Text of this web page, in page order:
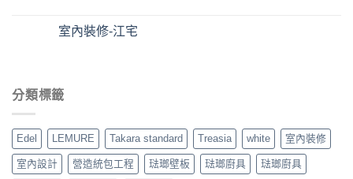
室內裝修-江宅
分類標籤
Edel LEMURE Takara standard Treasia white 室內裝修
室內設計 營造統包工程 琺瑯壁板 琺瑯廚具 琺瑯廚具